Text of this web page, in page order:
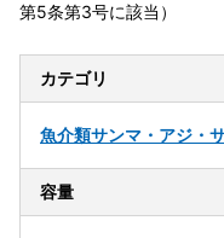
第5条第3号に該当）
カテゴリ
魚介類サンマ・アジ・
容量